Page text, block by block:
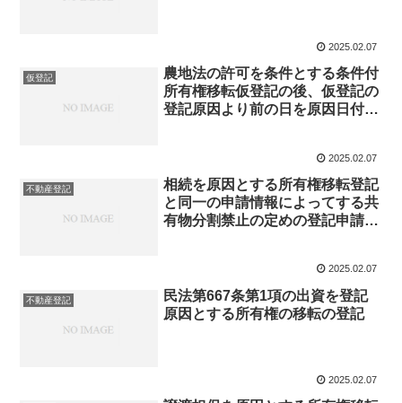
2025.02.07
仮登記
農地法の許可を条件とする条件付
所有権移転仮登記の後、仮登記の
登記原因より前の日を原因日付と
の申請の可否（S40.12.07民甲
3409号回答）
2025.02.07
不動産登記
相続を原因とする所有権移転登記
と同一の申請情報によってする共
有物分割禁止の定めの登記申請の
2025.02.07
不動産登記
民法第667条第1項の出資を登記
原因とする所有権の移転の登記
2025.02.07